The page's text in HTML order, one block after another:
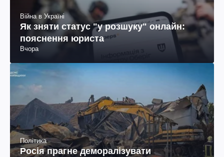
Війна в Україні
Як зняти статус "у розшуку" онлайн:
пояснення юриста
Вчора
Політика
Росія прагне деморалізувати